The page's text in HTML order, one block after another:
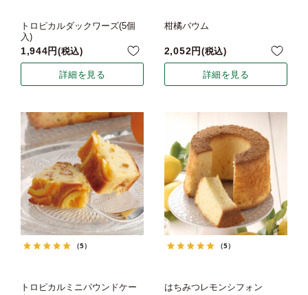
トロピカルダックワーズ(5個
入)
1,944 税込
詳細を見る
柑橘バウム
2,052 税込
詳細を見る
（5）
トロピカルミニパウンドケー
（5）
はちみつレモンシフォン